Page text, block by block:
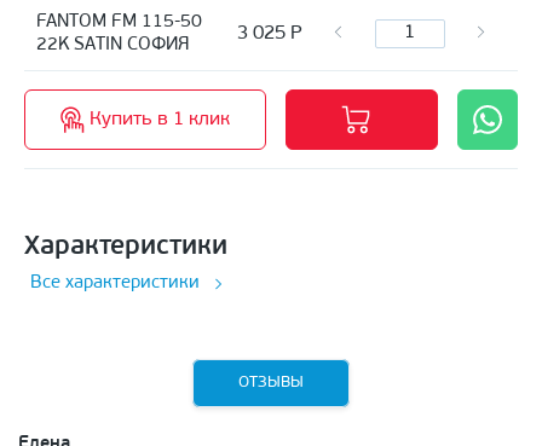
FANTOM FM 115-50
22K SATIN СОФИЯ
3 025 Р
Купить в 1 клик
Характеристики
Все характеристики
ОТЗЫВЫ